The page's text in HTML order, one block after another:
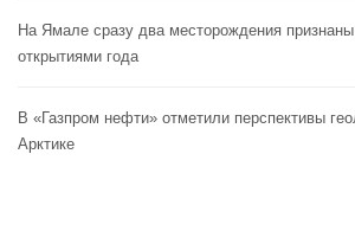
На Ямале сразу два месторождения
открытиями года
В «Газпром нефти» отметили перспективы
Арктике